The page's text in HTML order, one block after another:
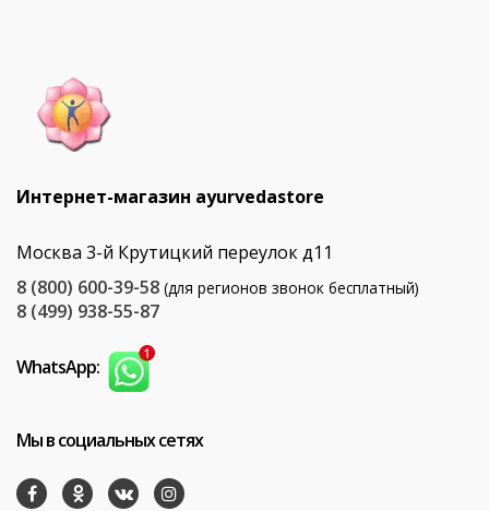
Интернет-магазин ayurvedastore
Москва 3-й Крутицкий переулок д11
8 (800) 600-39-58 (для регионов звонок бесплатный)
8 (499) 938-55-87
WhatsApp:
Мы в социальных сетях